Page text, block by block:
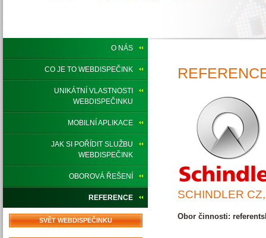
O NÁS
CO JE TO WEBDISPEČINK
UNIKÁTNÍ VLASTNOSTI
WEBDISPEČINKU
MOBILNÍ APLIKACE
JAK SI POŘÍDIT SLUŽBU
WEBDISPEČINK
OBOROVÁ ŘEŠENÍ
REFERENCE
SVĚT WEBDISPEČINKU
SCHINDLER
Obor činnosti: